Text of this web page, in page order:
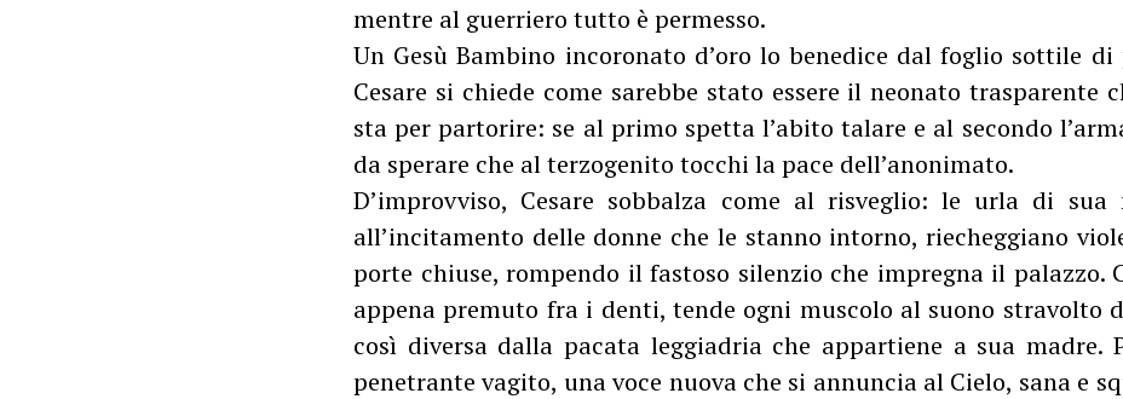
mentre al guerriero tutto è permesso.
Un Gesù Bambino incoronato d’oro lo benedice dal foglio sottile di
Cesare si chiede come sarebbe stato essere il neonato trasparente
sta per partorire: se al primo spetta l’abito talare e al secondo
da sperare che al terzogenito tocchi la pace dell’anonimato.
D’improvviso, Cesare sobbalza come al risveglio: le urla di sua
all’incitamento delle donne che le stanno intorno, riecheggiano
porte chiuse, rompendo il fastoso silenzio che impregna il palazzo.
appena premuto fra i denti, tende ogni muscolo al suono stravolto
così diversa dalla pacata leggiadria che appartiene a sua madre.
penetrante vagito, una voce nuova che si annuncia al Cielo, sana e